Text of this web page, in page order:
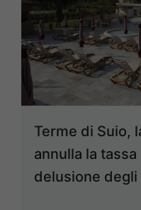
Terme di Suio,
annulla la
delusione